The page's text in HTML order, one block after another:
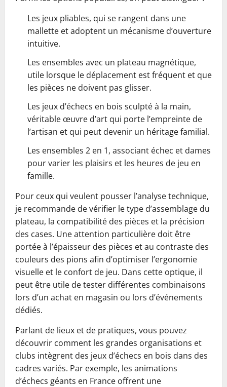
Les jeux pliables, qui se rangent dans une
mallette et adoptent un mécanisme d’ouverture
intuitive.
Les ensembles avec un plateau magnétique,
utile lorsque le déplacement est fréquent et que
les pièces ne doivent pas glisser.
Les jeux d’échecs en bois sculpté à la main,
véritable œuvre d’art qui porte l’empreinte de
l’artisan et qui peut devenir un héritage familial.
Les ensembles 2 en 1, associant échec et dames
pour varier les plaisirs et les heures de jeu en
famille.
Pour ceux qui veulent pousser l’analyse technique,
je recommande de vérifier le type d’assemblage du
plateau, la compatibilité des pièces et la précision
des cases. Une attention particulière doit être
portée à l’épaisseur des pièces et au contraste des
couleurs des pions afin d’optimiser l’ergonomie
visuelle et le confort de jeu. Dans cette optique, il
peut être utile de tester différentes combinaisons
lors d’un achat en magasin ou lors d’événements
dédiés.
Parlant de lieux et de pratiques, vous pouvez
découvrir comment les grandes organisations et
clubs intègrent des jeux d’échecs en bois dans des
cadres variés. Par exemple, les animations
d’échecs géants en France offrent une